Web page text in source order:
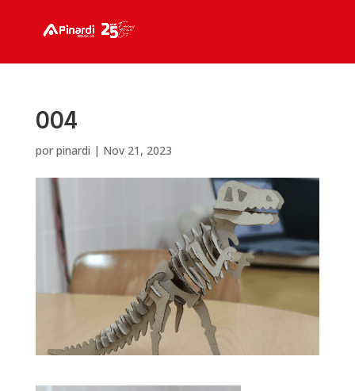
004
por pinardi | Nov 21, 2023